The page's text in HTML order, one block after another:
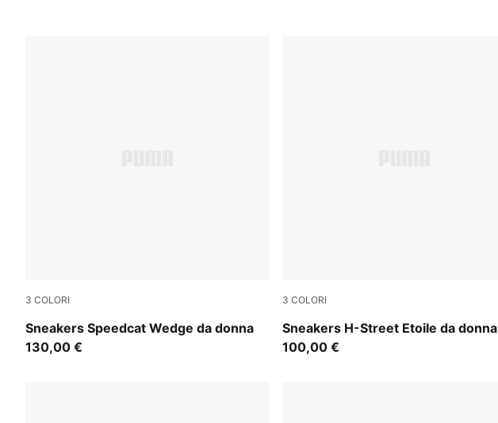
3 COLORI
Sneakers Speedcat Wedge da donna
Cool Light Gray-Gum
130,00 €
3 COLORI
Sneakers H-Street Etoile da donna
Sage Glow-Warm White
100,00 €